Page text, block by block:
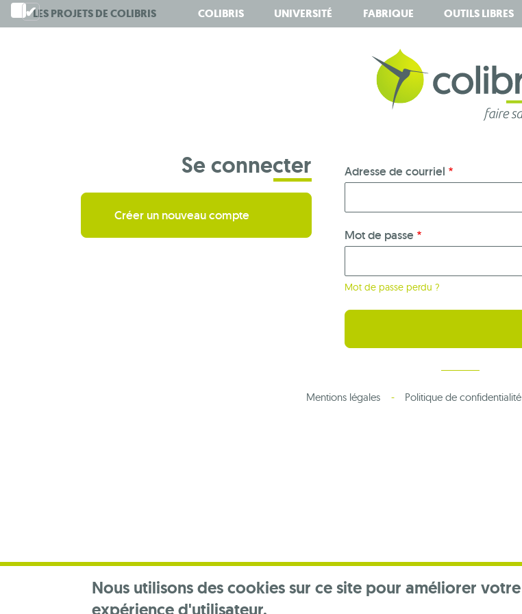
Nous utilisons des cookies sur ce site pour améliorer votre
expérience d'utilisateur.
LES PROJETS DECOLIBRIS COLIBRIS UNIVERSITÉ FABRIQUE OUTILS LIBRES
Se connecter
Créer un nouveau compte
Adresse de courriel
Mot de passe
Mot de passe perdu ?
Mentions légales Politique de confidentialité